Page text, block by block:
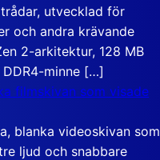
utvecklad för
och andra krävande
2-arkitektur, 128 MB
minne […]
filmskivan som visade
blanka videoskivan som
ljud och snabbare